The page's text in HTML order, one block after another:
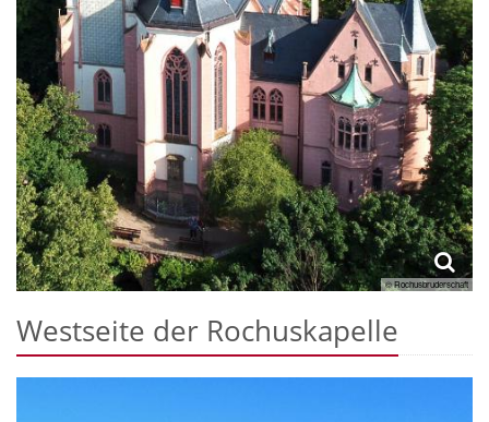
© Rochusbruderschaft
Westseite der Rochuskapelle